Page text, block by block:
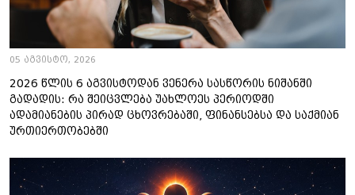
05 აგვისტო, 2026
2026 წლის 6 აგვისტოდან ვენერა სასწორის ნიშანში
გადადის: რა შეიცვლება უახლოეს პერიოდში
ადამიანების პირად ცხოვრებაში, ფინანსებსა და საქმიან
ურთიერთობებში